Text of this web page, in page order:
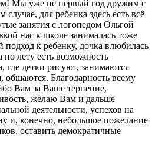
Мы уже не первый год дружим с
для ребенка здесь есть всё
занятия с логопедом Ольгой
нас к школе занималась тоже
к ребенку, дочка влюбилась
по лету есть возможность
где детки рисуют, занимаются
общаются. Благодарность всему
Вам за Ваше терпение,
желаю Вам и дальше
деятельности, успехов на
и, конечно, небольшое пожелание
оставить демократичные